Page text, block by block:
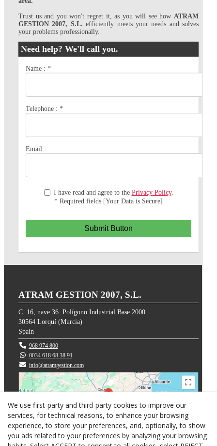
Trust us and you won't regret it, as you will see how ATRAM
GESTION 2007, S.L. efficiently meets your needs and solves
your problems professionally.
Need help? We'll call you.
Name : *
Telephone : *
Email :
I have read and agree to the Privacy Policy.
* Required fields [Your Data is Secure]
Submit Button
ATRAM GESTION 2007, S.L.
C. 16, nave 36. Polígono Industrial Base 2000
30564 Lorquí (Murcia)
Spain
968 974 800
0034 618 68 38 91
info@atramgestion.com
We use first-party and third-party cookies to improve our
services, for technical reasons, to enhance your browsing
experience, to store your preferences, and, optionally, to show
you ads related to your preferences by analyzing your browsing